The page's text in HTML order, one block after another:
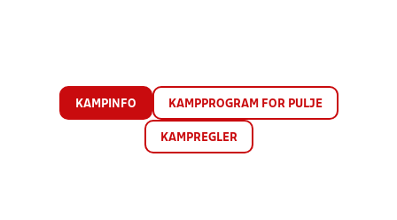
KAMPINFO KAMPPROGRAM FOR PULJE
KAMPREGLER